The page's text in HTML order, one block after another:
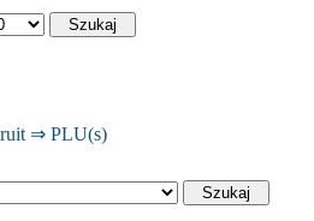
⇒ PLU(s)